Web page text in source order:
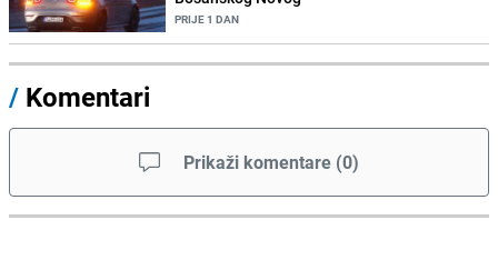
PRIJE 1 DAN
/ Komentari
Prikaži komentare (0)